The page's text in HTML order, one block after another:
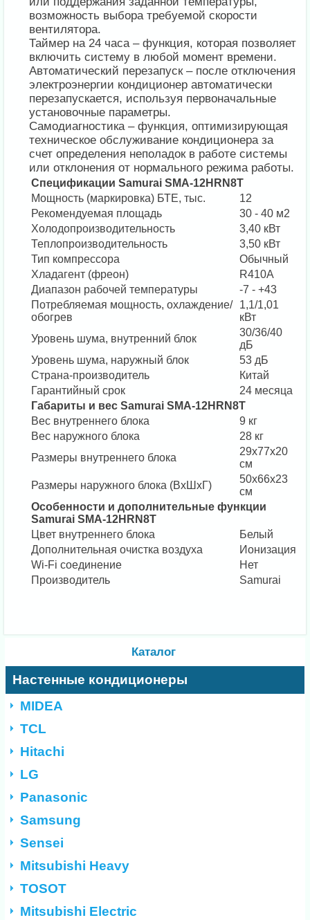
возможность выбора требуемой скорости
вентилятора.
Таймер на 24 часа – функция, которая позволяет
включить систему в любой момент времени.
Автоматический перезапуск – после отключения
электроэнергии кондиционер автоматически
перезапускается, используя первоначальные
установочные параметры.
Самодиагностика – функция, оптимизирующая
техническое обслуживание кондиционера за
счет определения неполадок в работе системы
или отклонения от нормального режима работы.
Спецификации Samurai SMA-12HRN8T
Мощность (маркировка) БТЕ, тыс.
12
Рекомендуемая площадь
30 - 40 м2
Холодопроизводительность
3,40 кВт
Теплопроизводительность
3,50 кВт
Тип компрессора
Обычный
Хладагент (фреон)
R410A
Диапазон рабочей температуры
-7 - +43
Потребляемая мощность, охлаждение/
обогрев
1,1/1,01
кВт
Уровень шума, внутренний блок
30/36/40
дБ
Уровень шума, наружный блок
53 дБ
Страна-производитель
Китай
Гарантийный срок
24 месяца
Габариты и вес Samurai SMA-12HRN8T
Вес внутреннего блока
9 кг
Вес наружного блока
28 кг
Размеры внутреннего блока
29х77х20
см
Размеры наружного блока (ВхШхГ)
50х66х23
см
Особенности и дополнительные функции
Samurai SMA-12HRN8T
Цвет внутреннего блока
Белый
Дополнительная очистка воздуха
Ионизация
Wi-Fi соединение
Нет
Производитель
Samurai
Каталог
Настенные кондиционеры
MIDEA
TCL
Hitachi
LG
Panasonic
Samsung
Sensei
Mitsubishi Heavy
TOSOT
Mitsubishi Electric